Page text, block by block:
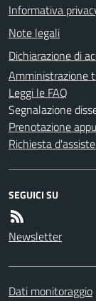
Informativa
Note legali
Dichiarazione di
Amministrazione
Leggi le FAQ
Segnalazione
Prenotazione
Richiesta
SEGUICI SU
Newsletter
Dati monitoraggio